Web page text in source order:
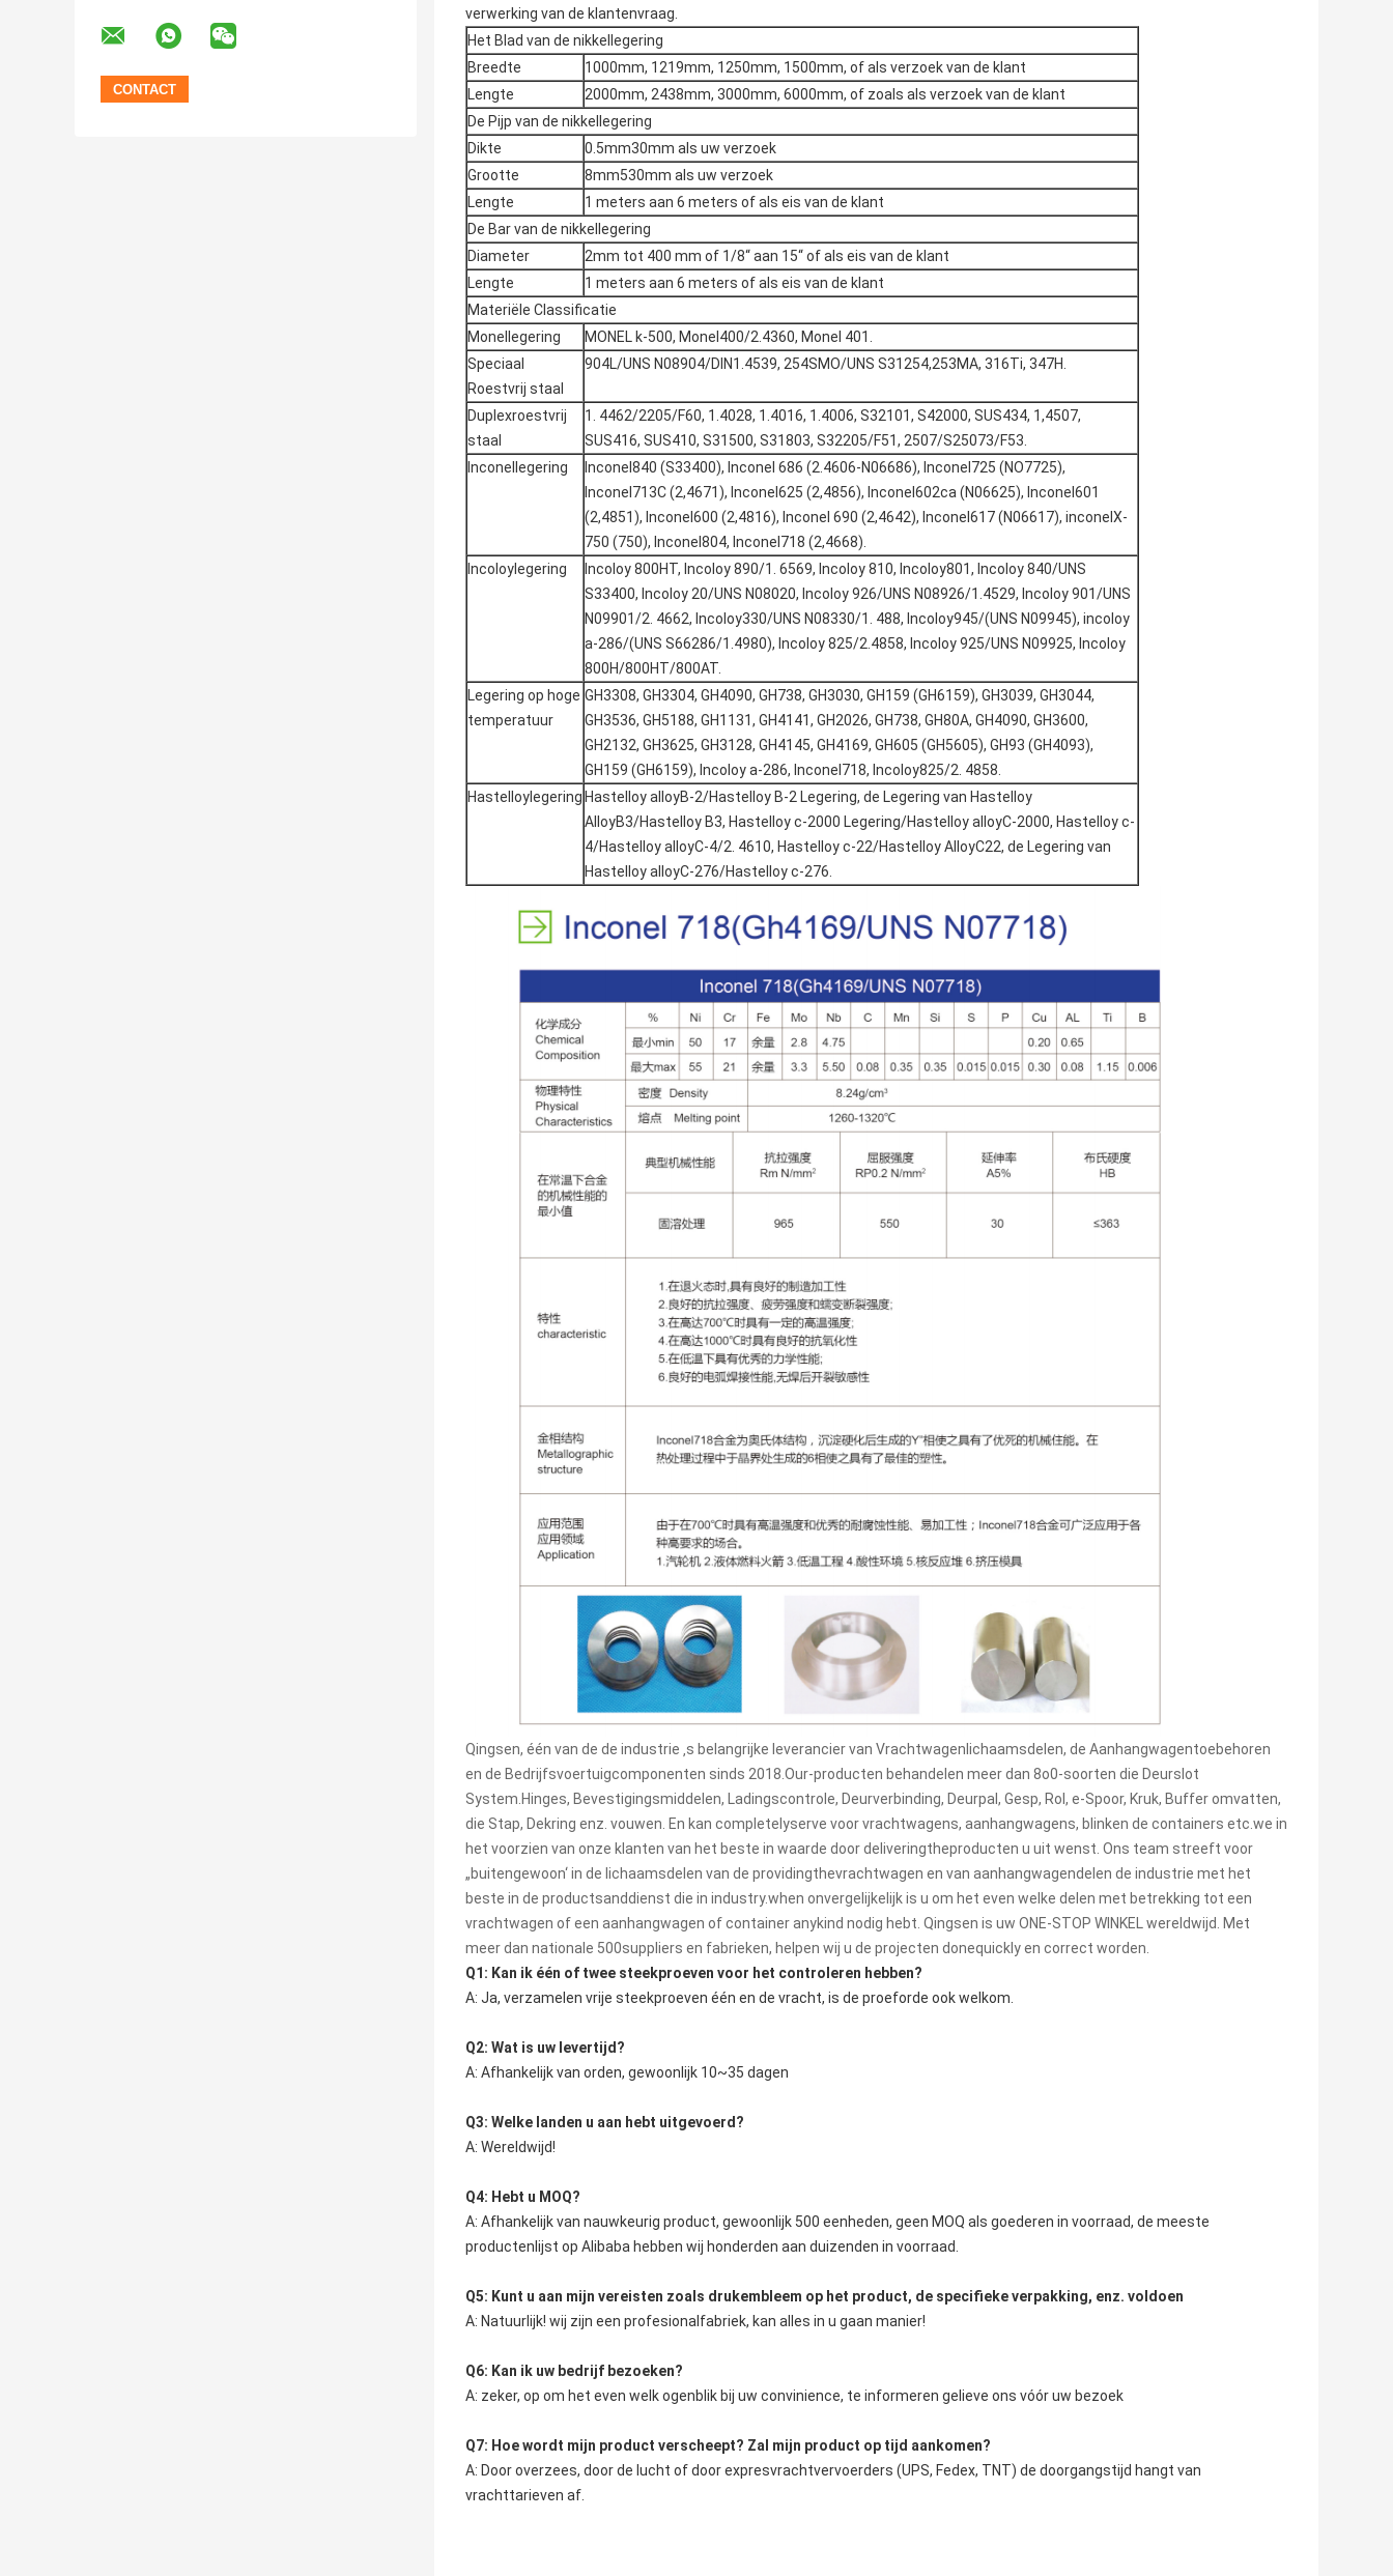
verwerking van de klantenvraag.
Het Blad van de nikkellegering
Breedte
1000mm, 1219mm, 1250mm, 1500mm, of als verzoek van de klant
Lengte
2000mm, 2438mm, 3000mm, 6000mm, of zoals als verzoek van de klant
De Pijp van de nikkellegering
Dikte
0.5mm30mm als uw verzoek
Grootte
8mm530mm als uw verzoek
Lengte
1 meters aan 6 meters of als eis van de klant
De Bar van de nikkellegering
Diameter
2mm tot 400 mm of 1/8“ aan 15“ of als eis van de klant
Lengte
1 meters aan 6 meters of als eis van de klant
Materiële Classificatie
Monellegering
MONEL k-500, Monel400/2.4360, Monel 401.
Speciaal
Roestvrij staal
904L/UNS N08904/DIN1.4539, 254SMO/UNS S31254,253MA, 316Ti, 347H.
Duplexroestvrij
staal
1. 4462/2205/F60, 1.4028, 1.4016, 1.4006, S32101, S42000, SUS434, 1,4507,
SUS416, SUS410, S31500, S31803, S32205/F51, 2507/S25073/F53.
Inconellegering
Inconel840 (S33400), Inconel 686 (2.4606-N06686), Inconel725 (NO7725),
Inconel713C (2,4671), Inconel625 (2,4856), Inconel602ca (N06625), Inconel601
(2,4851), Inconel600 (2,4816), Inconel 690 (2,4642), Inconel617 (N06617), inconelX-
750 (750), Inconel804, Inconel718 (2,4668).
Incoloylegering
Incoloy 800HT, Incoloy 890/1. 6569, Incoloy 810, Incoloy801, Incoloy 840/UNS
S33400, Incoloy 20/UNS N08020, Incoloy 926/UNS N08926/1.4529, Incoloy 901/UNS
N09901/2. 4662, Incoloy330/UNS N08330/1. 488, Incoloy945/(UNS N09945), incoloy
a-286/(UNS S66286/1.4980), Incoloy 825/2.4858, Incoloy 925/UNS N09925, Incoloy
800H/800HT/800AT.
Legering op hoge
temperatuur
GH3308, GH3304, GH4090, GH738, GH3030, GH159 (GH6159), GH3039, GH3044,
GH3536, GH5188, GH1131, GH4141, GH2026, GH738, GH80A, GH4090, GH3600,
GH2132, GH3625, GH3128, GH4145, GH4169, GH605 (GH5605), GH93 (GH4093),
GH159 (GH6159), Incoloy a-286, Inconel718, Incoloy825/2. 4858.
Hastelloylegering Hastelloy alloyB-2/Hastelloy B-2 Legering, de Legering van Hastelloy
AlloyB3/Hastelloy B3, Hastelloy c-2000 Legering/Hastelloy alloyC-2000, Hastelloy c-
4/Hastelloy alloyC-4/2. 4610, Hastelloy c-22/Hastelloy AlloyC22, de Legering van
Hastelloy alloyC-276/Hastelloy c-276.
Qingsen, één van de de industrie ‚s belangrijke leverancier van Vrachtwagenlichaamsdelen, de Aanhangwagentoebehoren
en de Bedrijfsvoertuigcomponenten sinds 2018.Our-producten behandelen meer dan 8o0-soorten die Deurslot
System.Hinges, Bevestigingsmiddelen, Ladingscontrole, Deurverbinding, Deurpal, Gesp, Rol, e-Spoor, Kruk, Buffer omvatten,
die Stap, Dekring enz. vouwen. En kan completelyserve voor vrachtwagens, aanhangwagens, blinken de containers etc.we in
het voorzien van onze klanten van het beste in waarde door deliveringtheproducten u uit wenst. Ons team streeft voor
„buitengewoon‘ in de lichaamsdelen van de providingthevrachtwagen en van aanhangwagendelen de industrie met het
beste in de productsanddienst die in industry.when onvergelijkelijk is u om het even welke delen met betrekking tot een
vrachtwagen of een aanhangwagen of container anykind nodig hebt. Qingsen is uw ONE-STOP WINKEL wereldwijd. Met
meer dan nationale 500suppliers en fabrieken, helpen wij u de projecten donequickly en correct worden.
Q1: Kan ik één of twee steekproeven voor het controleren hebben?
A: Ja, verzamelen vrije steekproeven één en de vracht, is de proeforde ook welkom.
Q2: Wat is uw levertijd?
A: Afhankelijk van orden, gewoonlijk 10~35 dagen
Q3: Welke landen u aan hebt uitgevoerd?
A: Wereldwijd!
Q4: Hebt u MOQ?
A: Afhankelijk van nauwkeurig product, gewoonlijk 500 eenheden, geen MOQ als goederen in voorraad, de meeste
productenlijst op Alibaba hebben wij honderden aan duizenden in voorraad.
Q5: Kunt u aan mijn vereisten zoals drukembleem op het product, de specifieke verpakking, enz. voldoen
A: Natuurlijk! wij zijn een profesionalfabriek, kan alles in u gaan manier!
Q6: Kan ik uw bedrijf bezoeken?
A: zeker, op om het even welk ogenblik bij uw convinience, te informeren gelieve ons vóór uw bezoek
Q7: Hoe wordt mijn product verscheept? Zal mijn product op tijd aankomen?
A: Door overzees, door de lucht of door expresvrachtvervoerders (UPS, Fedex, TNT) de doorgangstijd hangt van
vrachttarieven af.